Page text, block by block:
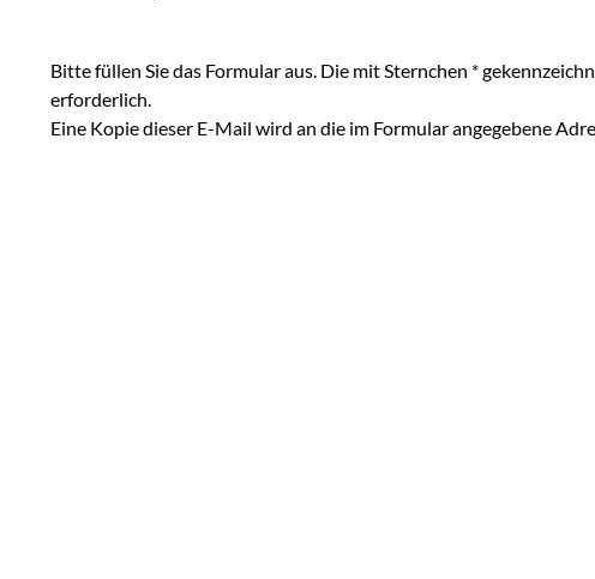
Bitte füllen Sie das Formular aus. Die mit Sternchen *
erforderlich.
Eine Kopie dieser E-Mail wird an die im Formular angegebene